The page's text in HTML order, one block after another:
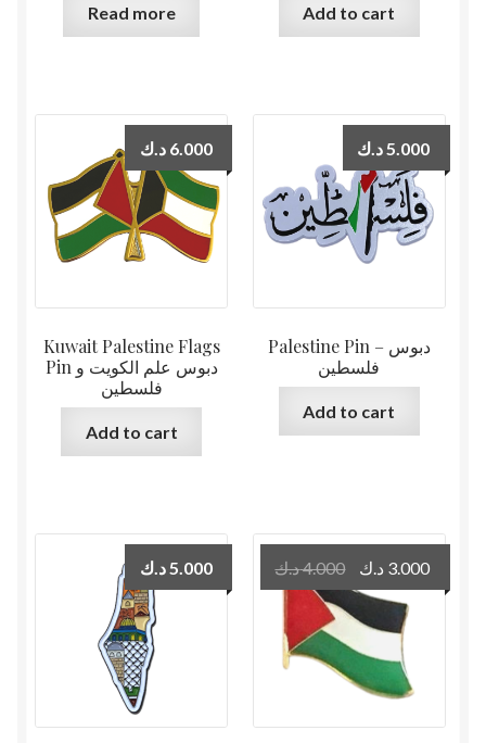
Read more Add to cart
Kuwait Palestine Flags
Pin دبوس علم الكويت و
فلسطين
6.000 د.ك
Add to cart
Palestine Pin – دبوس
فلسطين
5.000 د.ك
Add to cart
5.000 د.ك 4.000د.ك
Original
price
was:
3.000 د.ك
price